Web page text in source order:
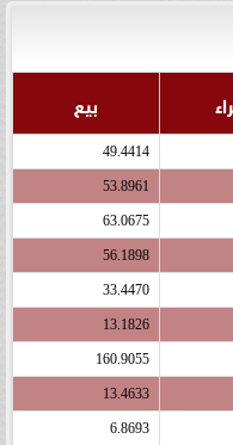
بيع
49.4414
53.8961
63.0675
56.1898
33.4470
13.1826
160.9055
13.4633
6.8693